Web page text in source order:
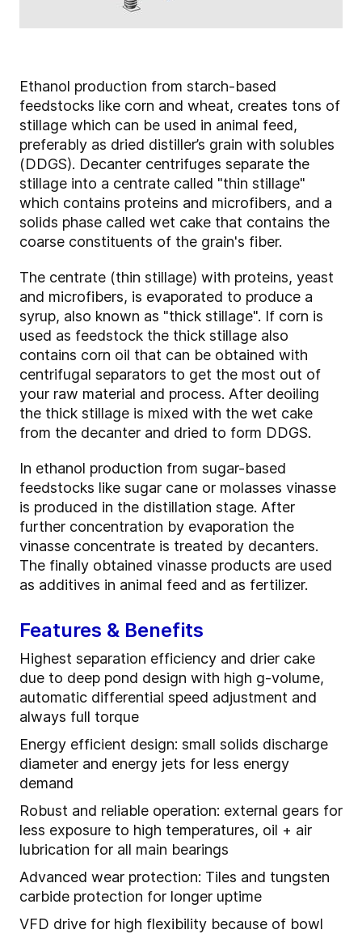
Ethanol production from starch-based
feedstocks like corn and wheat, creates tons of
stillage which can be used in animal feed,
preferably as dried distiller’s grain with solubles
(DDGS). Decanter centrifuges separate the
stillage into a centrate called "thin stillage"
which contains proteins and microfibers, and a
solids phase called wet cake that contains the
coarse constituents of the grain's fiber.
The centrate (thin stillage) with proteins, yeast
and microfibers, is evaporated to produce a
syrup, also known as "thick stillage". If corn is
used as feedstock the thick stillage also
contains corn oil that can be obtained with
centrifugal separators to get the most out of
your raw material and process. After deoiling
the thick stillage is mixed with the wet cake
from the decanter and dried to form DDGS.
In ethanol production from sugar-based
feedstocks like sugar cane or molasses vinasse
is produced in the distillation stage. After
further concentration by evaporation the
vinasse concentrate is treated by decanters.
The finally obtained vinasse products are used
as additives in animal feed and as fertilizer.
Features & Benefits
Highest separation efficiency and drier cake
due to deep pond design with high g-volume,
automatic differential speed adjustment and
always full torque
Energy efficient design: small solids discharge
diameter and energy jets for less energy
demand
Robust and reliable operation: external gears for
less exposure to high temperatures, oil + air
lubrication for all main bearings
Advanced wear protection: Tiles and tungsten
carbide protection for longer uptime
VFD drive for high flexibility because of bowl